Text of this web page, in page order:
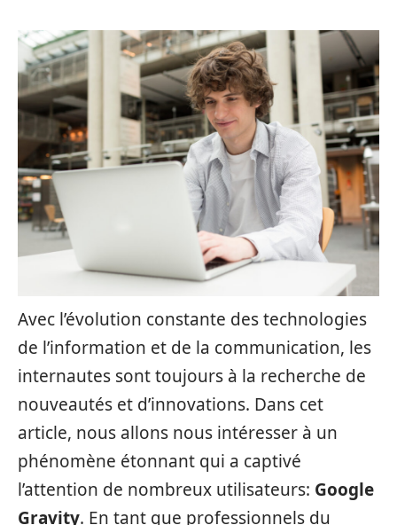
Avec l’évolution constante des technologies
de l’information et de la communication, les
internautes sont toujours à la recherche de
nouveautés et d’innovations. Dans cet
article, nous allons nous intéresser à un
phénomène étonnant qui a captivé
l’attention de nombreux utilisateurs: Google
Gravity. En tant que professionnels du